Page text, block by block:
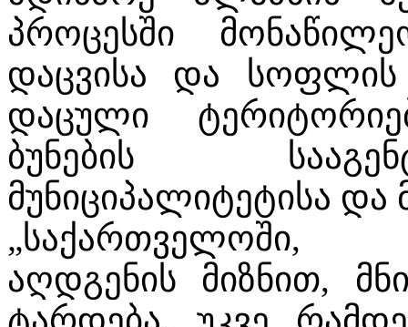
პროცესში
დაცვისა და სოფლის
დაცული
ბუნების
მუნიციპალიტეტისა
„საქართველოში,
აღდგენის მიზნით,